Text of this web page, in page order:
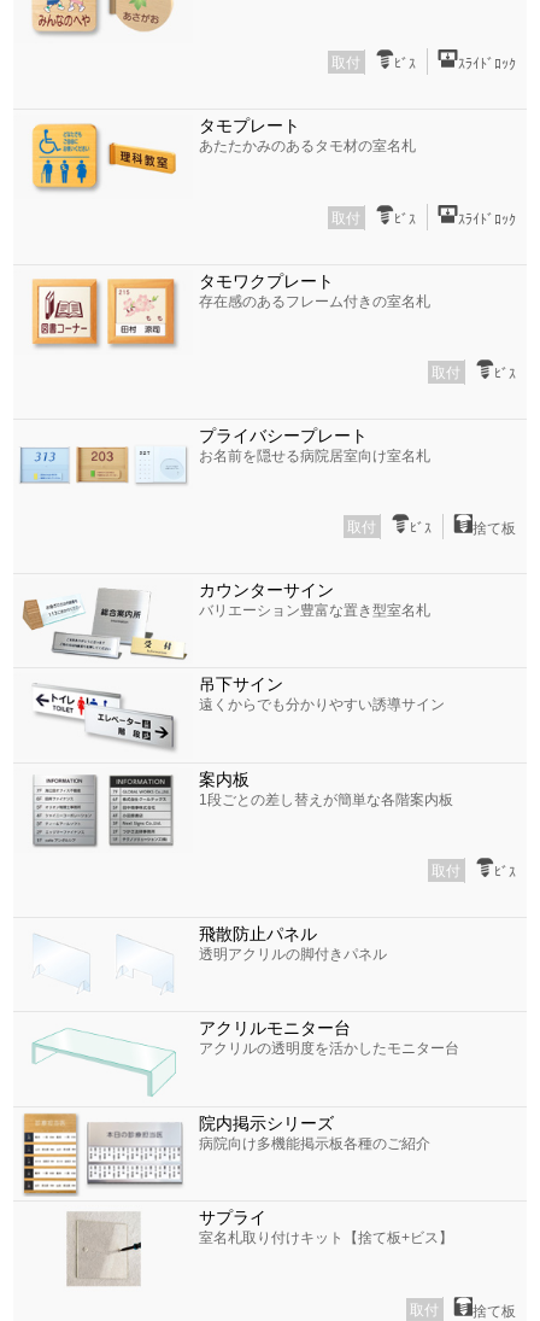
取付 ﾋﾞｽ ｽﾗｲﾄﾞﾛｯｸ
タモプレート
あたたかみのあるタモ材の室名札
取付 ﾋﾞｽ ｽﾗｲﾄﾞﾛｯｸ
タモワクプレート
存在感のあるフレーム付きの室名札
取付 ﾋﾞｽ
プライバシープレート
お名前を隠せる病院居室向け室名札
取付 ﾋﾞｽ 捨て板
カウンターサイン
バリエーション豊富な置き型室名札
吊下サイン
遠くからでも分かりやすい誘導サイン
案内板
1段ごとの差し替えが簡単な各階案内板
取付 ﾋﾞｽ
飛散防止パネル
透明アクリルの脚付きパネル
アクリルモニター台
アクリルの透明度を活かしたモニター台
院内掲示シリーズ
病院向け多機能掲示板各種のご紹介
サプライ
室名札取り付けキット【捨て板+ビス】
取付 捨て板